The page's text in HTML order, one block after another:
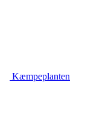
Kæmpeplanten